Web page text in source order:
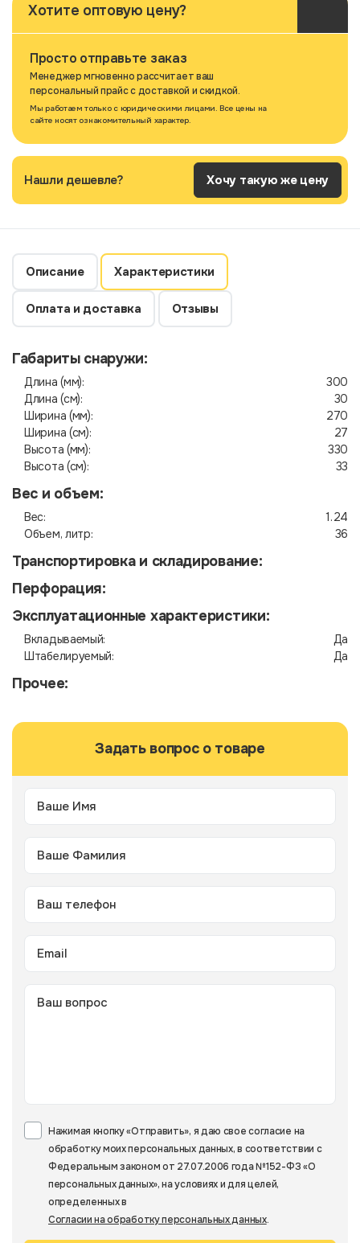
Хотите оптовую цену?
Просто отправьте заказ
Менеджер мгновенно рассчитает ваш
персональный прайс с доставкой и скидкой.
Мы работаем только с юридическими лицами. Все цены на
сайте носят ознакомительный характер.
Нашли дешевле? Хочу такую же цену
Описание Характеристики
Оплата и доставка Отзывы
Габариты снаружи:
Длина (мм):
300
Длина (см):
30
Ширина (мм):
270
Ширина (см):
27
Высота (мм):
330
Высота (см):
33
Вес и объем:
Вес:
1.24
Объем, литр:
36
Транспортировка и складирование:
Перфорация:
Эксплуатационные характеристики:
Вкладываемый:
Да
Штабелируемый:
Да
Прочее:
Задать вопрос о товаре
Нажимая кнопку «Отправить», я даю свое согласие на
обработку моих персональных данных, в соответствии с
Федеральным законом от 27.07.2006 года №152-ФЗ «О
персональных данных», на условиях и для целей,
определенных в
Согласии на обработку персональных данных.